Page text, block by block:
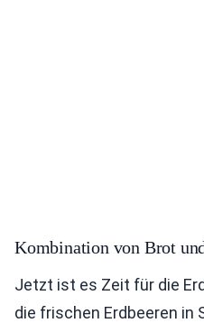
Kombination von Brot
Jetzt ist es Zeit für die
die frischen Erdbeeren in